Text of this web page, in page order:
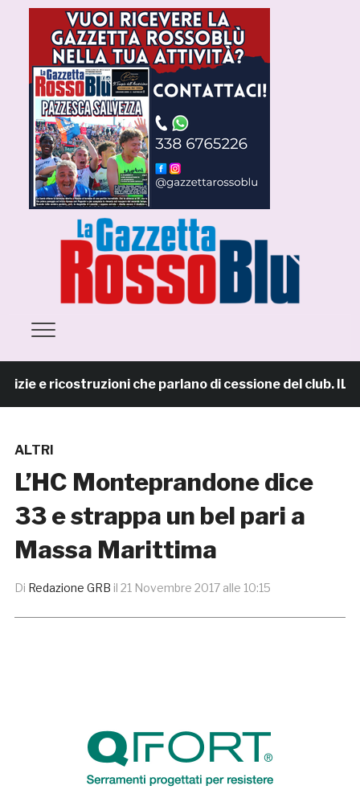
e ricostruzioni che parlano di cessione del club. IL
ALTRI
L’HC Monteprandone dice
33 e strappa un bel pari a
Massa Marittima
Di Redazione GRB il 21 Novembre 2017 alle 10:15